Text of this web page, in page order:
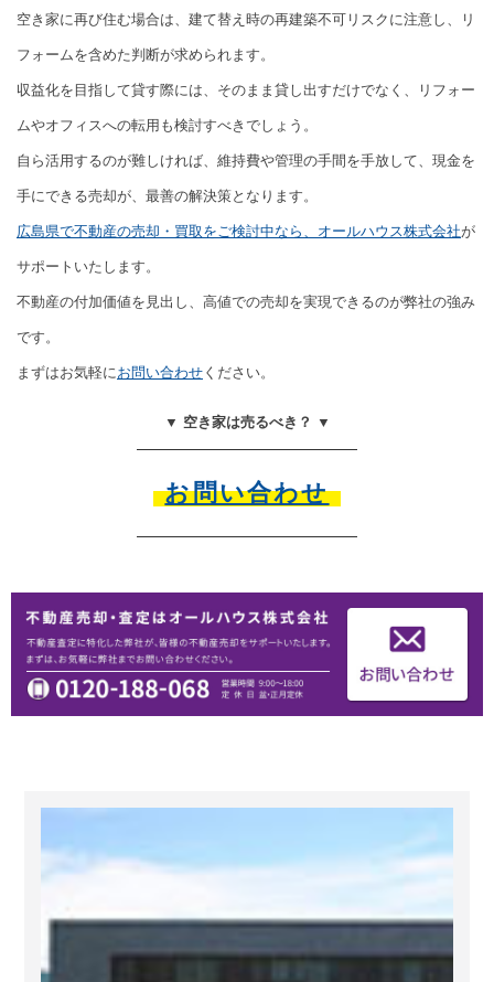
空き家に再び住む場合は、建て替え時の再建築不可リスクに注意し、リ
フォームを含めた判断が求められます。
収益化を目指して貸す際には、そのまま貸し出すだけでなく、リフォー
ムやオフィスへの転用も検討すべきでしょう。
自ら活用するのが難しければ、維持費や管理の手間を手放して、現金を
手にできる売却が、最善の解決策となります。
広島県で不動産の売却・買取をご検討中なら、オールハウス株式会社が
サポートいたします。
不動産の付加価値を見出し、高値での売却を実現できるのが弊社の強み
です。
まずはお気軽にお問い合わせ ください。
▼ 空き家は売るべき？ ▼
お問い合わせ